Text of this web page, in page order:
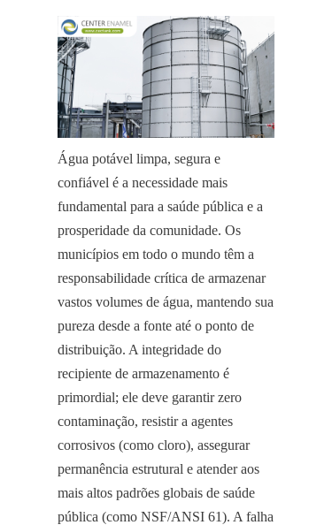
Água potável limpa, segura e
confiável é a necessidade mais
fundamental para a saúde pública e a
prosperidade da comunidade. Os
municípios em todo o mundo têm a
responsabilidade crítica de armazenar
vastos volumes de água, mantendo sua
pureza desde a fonte até o ponto de
distribuição. A integridade do
recipiente de armazenamento é
primordial; ele deve garantir zero
contaminação, resistir a agentes
corrosivos (como cloro), assegurar
permanência estrutural e atender aos
mais altos padrões globais de saúde
pública (como NSF/ANSI 61). A falha
Contato